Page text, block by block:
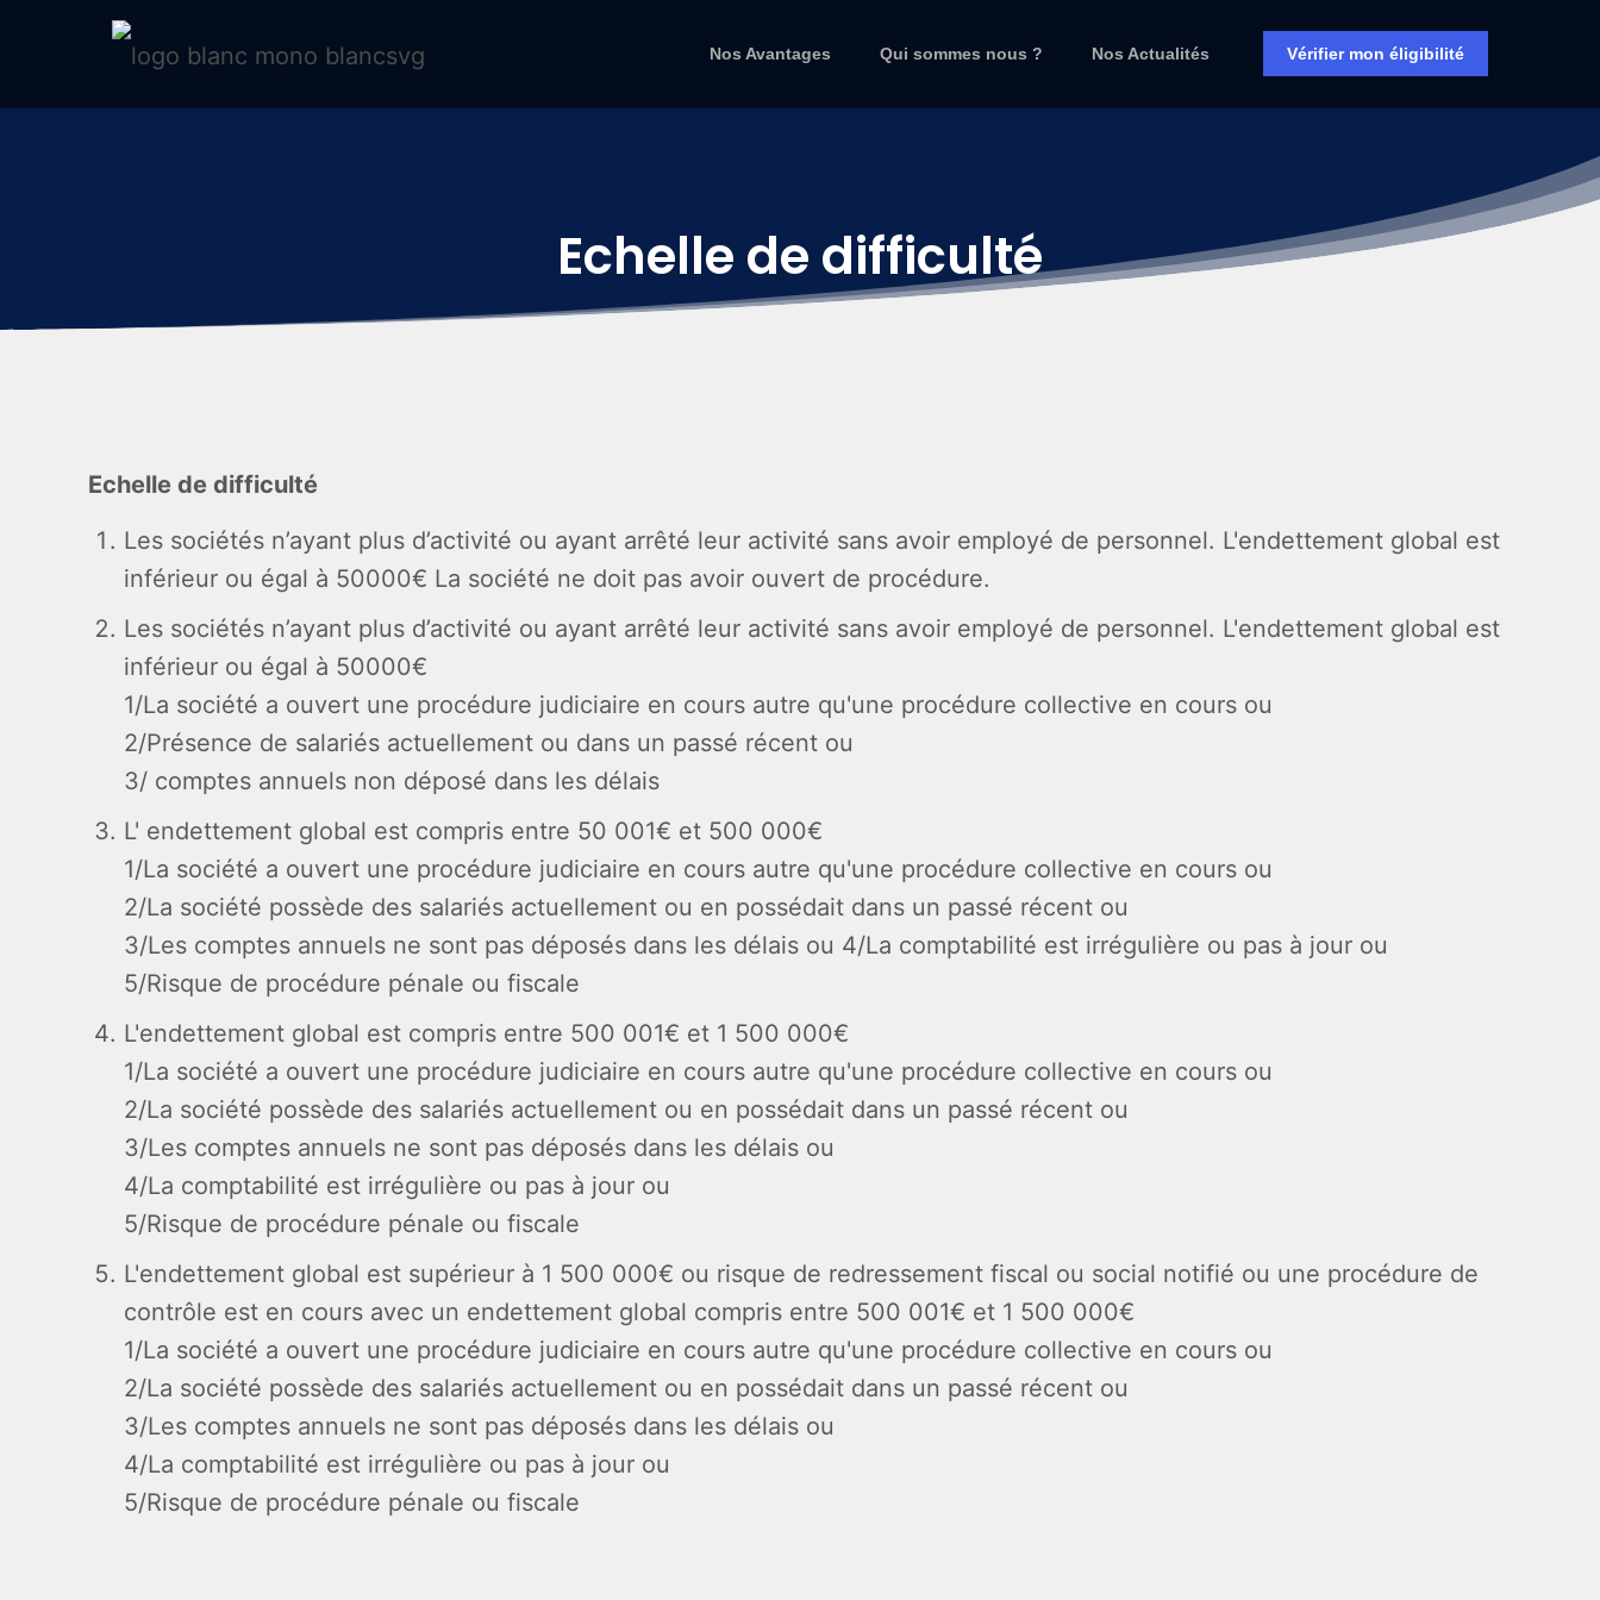
Nos Avantages Qui sommes nous ? Nos Actualités Vérifier mon éligibilité
Echelle de difficulté
Echelle de difficulté
Les sociétés n’ayant plus d’activité ou ayant arrêté leur activité sans avoir employé de personnel. L'endettement global est
inférieur ou égal à 50000€ La société ne doit pas avoir ouvert de procédure.
Les sociétés n’ayant plus d’activité ou ayant arrêté leur activité sans avoir employé de personnel. L'endettement global est
inférieur ou égal à 50000€
1/La société a ouvert une procédure judiciaire en cours autre qu'une procédure collective en cours ou
2/Présence de salariés actuellement ou dans un passé récent ou
3/ comptes annuels non déposé dans les délais
L' endettement global est compris entre 50 001€ et 500 000€
1/La société a ouvert une procédure judiciaire en cours autre qu'une procédure collective en cours ou
2/La société possède des salariés actuellement ou en possédait dans un passé récent ou
3/Les comptes annuels ne sont pas déposés dans les délais ou 4/La comptabilité est irrégulière ou pas à jour ou
5/Risque de procédure pénale ou fiscale
L'endettement global est compris entre 500 001€ et 1 500 000€
1/La société a ouvert une procédure judiciaire en cours autre qu'une procédure collective en cours ou
2/La société possède des salariés actuellement ou en possédait dans un passé récent ou
3/Les comptes annuels ne sont pas déposés dans les délais ou
4/La comptabilité est irrégulière ou pas à jour ou
5/Risque de procédure pénale ou fiscale
L'endettement global est supérieur à 1 500 000€ ou risque de redressement fiscal ou social notifié ou une procédure de
contrôle est en cours avec un endettement global compris entre 500 001€ et 1 500 000€
1/La société a ouvert une procédure judiciaire en cours autre qu'une procédure collective en cours ou
2/La société possède des salariés actuellement ou en possédait dans un passé récent ou
3/Les comptes annuels ne sont pas déposés dans les délais ou
4/La comptabilité est irrégulière ou pas à jour ou
5/Risque de procédure pénale ou fiscale